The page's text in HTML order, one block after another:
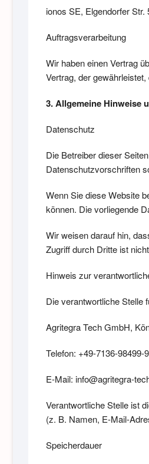
ionos SE, Elgendorfer Str.
Auftragsverarbeitung
Wir haben einen Vertrag
Vertrag, der
3. Allgemeine Hinweise
Datenschutz
Die Betreiber dieser
Datenschutzvorschriften
Wenn Sie diese Website
können. Die vorliegende
Wir weisen darauf hin,
Zugriff durch Dritte ist
Hinweis zur
Die verantwortliche Stelle
Agritegra Tech GmbH,
Telefon: +49-7136-98499-
E-Mail: info@agritegra-
Verantwortliche Stelle ist
(z. B. Namen, E-Mail-
Speicherdauer